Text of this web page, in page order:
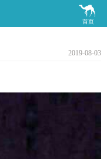

首页
2019-08-03